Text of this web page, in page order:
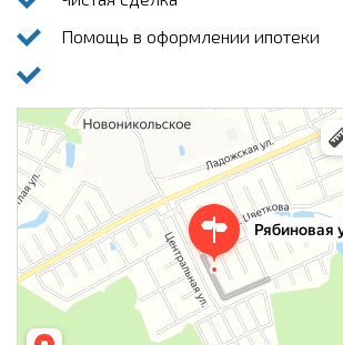
Помощь в оформлении ипотеки